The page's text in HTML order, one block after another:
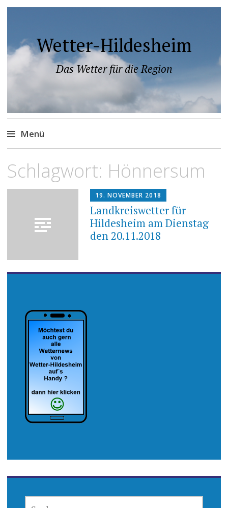
Wetter-Hildesheim
Das Wetter für die Region
Menü
Inhalt
Schlagwort: Hönnersum
19. NOVEMBER 2018
Landkreiswetter für
Hildesheim am Dienstag
den 20.11.2018